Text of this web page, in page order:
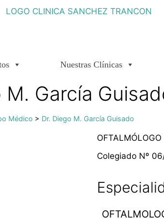
Nuestras Clínicas
M. García
Médico > Dr. Diego M. García Guisado​​
OFTALMÓLOGO
Colegiado Nº